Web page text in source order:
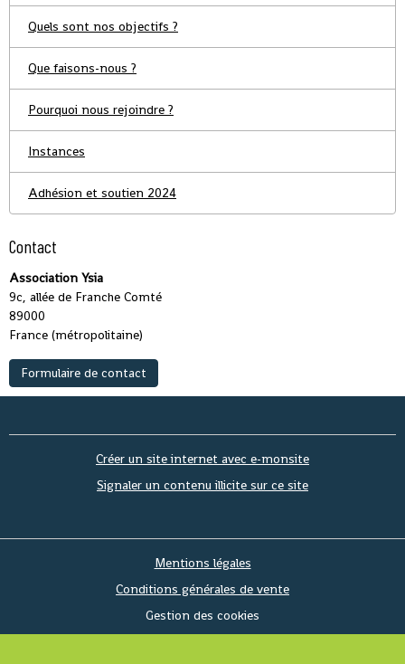
Quels sont nos objectifs ?
Que faisons-nous ?
Pourquoi nous rejoindre ?
Instances
Adhésion et soutien 2024
Contact
Association Ysia
9c, allée de Franche Comté
89000
France (métropolitaine)
Formulaire de contact
Créer un site internet avec e-monsite
Signaler un contenu illicite sur ce site
Mentions légales
Conditions générales de vente
Gestion des cookies